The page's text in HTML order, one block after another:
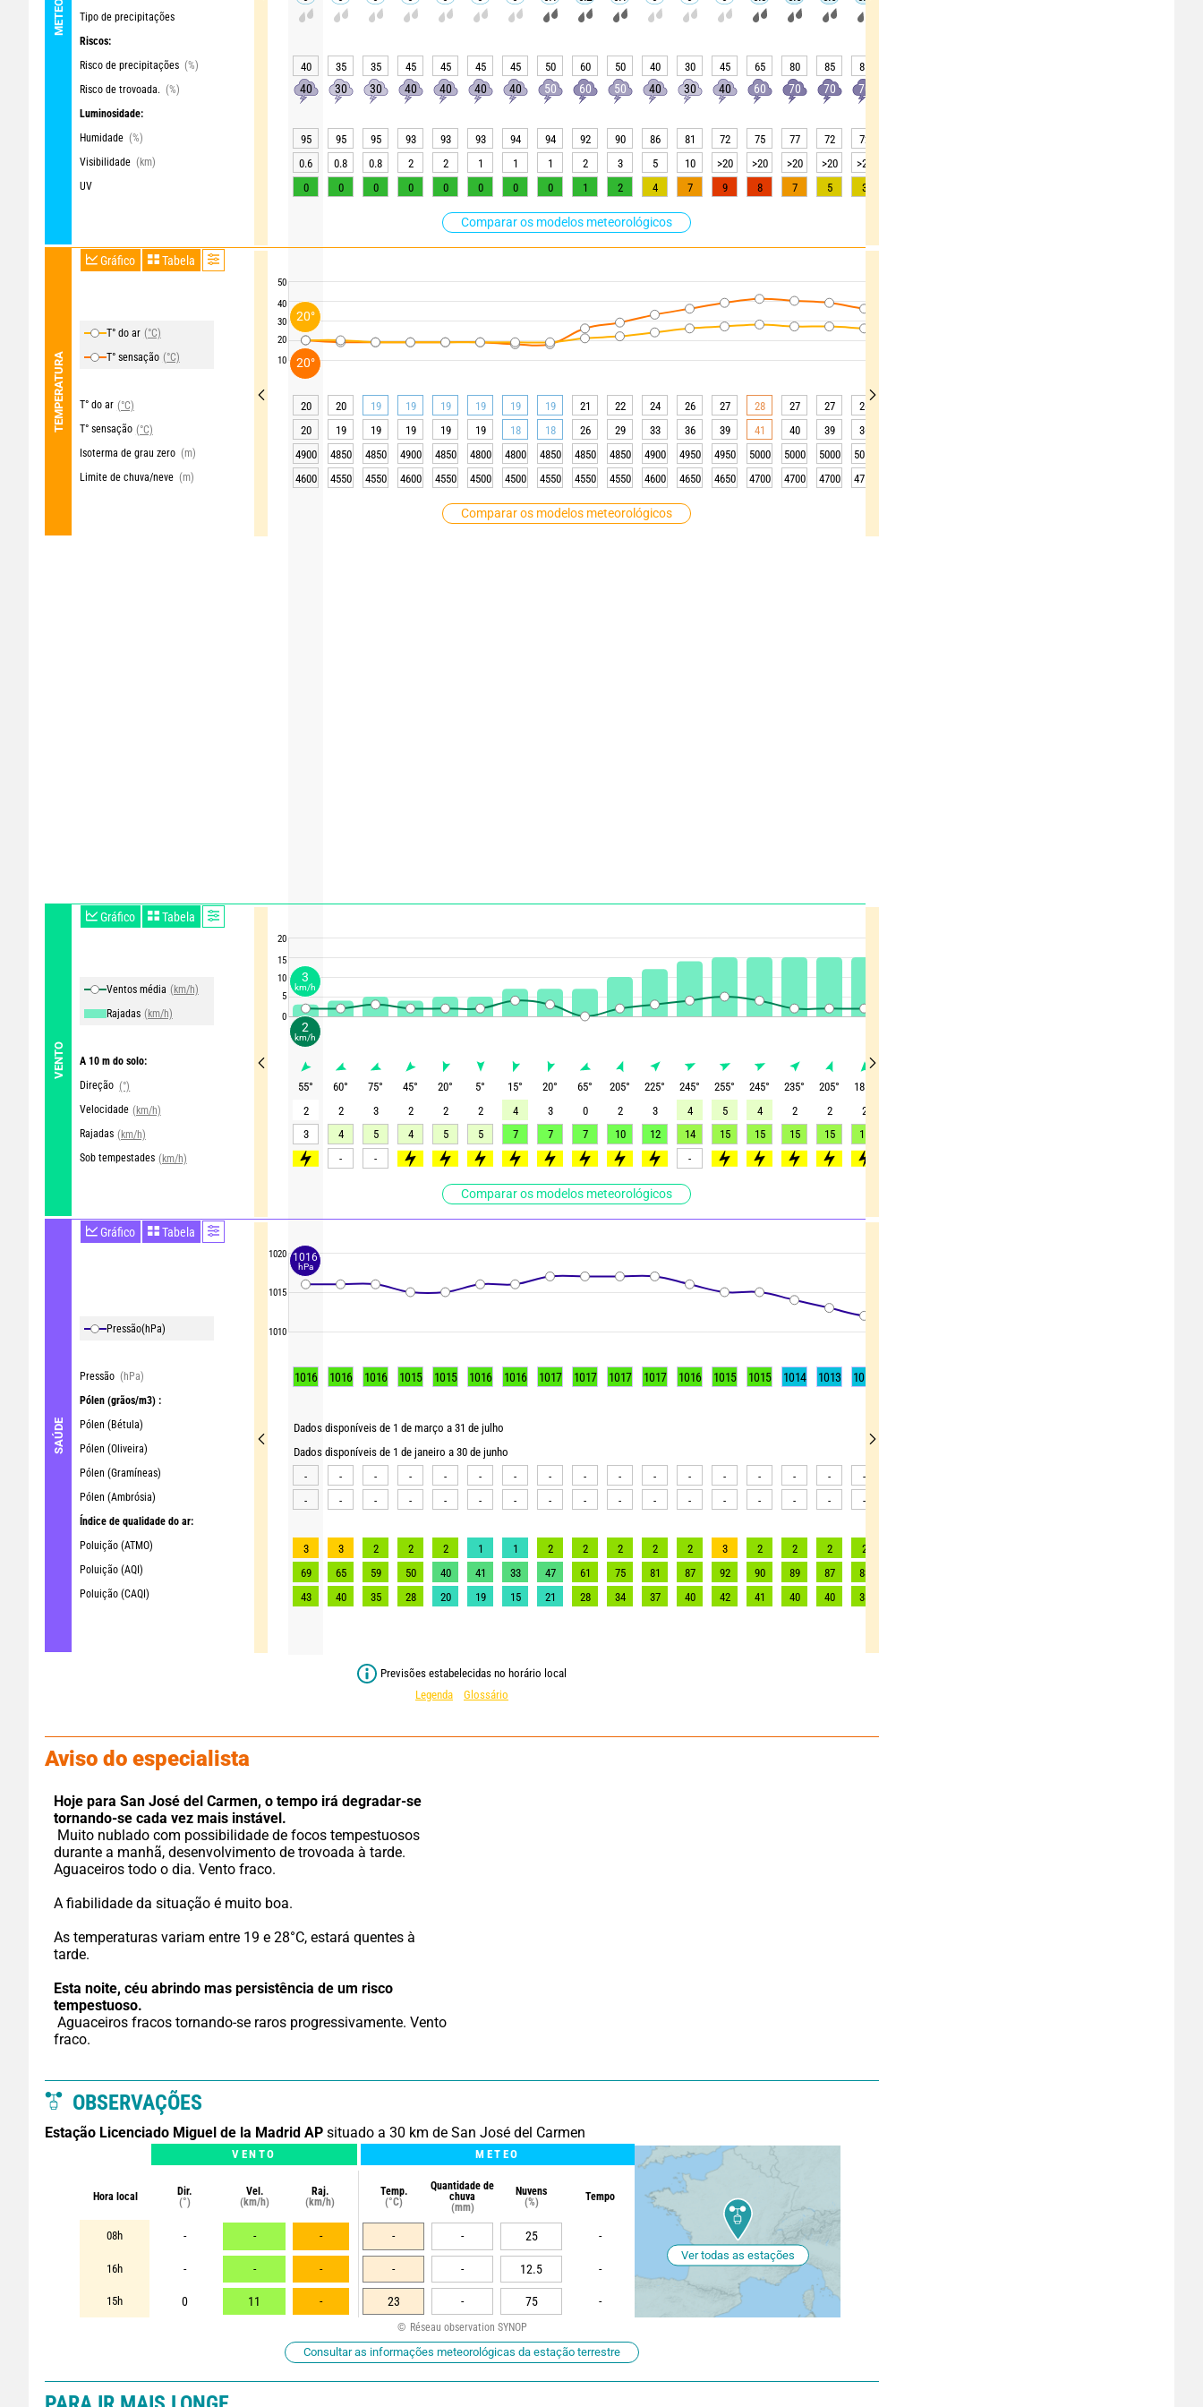
Tipo de precipitações
Riscos:
Risco de precipitações (%)
Risco de trovoada. (%)
Luminosidade:
Humidade (%)
Visibilidade (km)
UV
Comparar os modelos meteorológicos
TEMPERATURA
Gráfico Tabela
T° do ar (°C)
T° sensação (°C)
T° do ar (°C)
T° sensação (°C)
Isoterma de grau zero (m)
Limite de chuva/neve (m)
Comparar os modelos meteorológicos
VENTO
Gráfico Tabela
Ventos média (km/h)
Rajadas (km/h)
A 10 m do solo:
Direção (°)
Velocidade (km/h)
Rajadas (km/h)
Sob tempestades (km/h)
Comparar os modelos meteorológicos
SAÚDE
Gráfico Tabela
Pressão(hPa)
Pressão (hPa)
Pólen (grãos/m3) :
Pólen (Bétula)
Pólen (Oliveira)
Pólen (Gramíneas)
Pólen (Ambrósia)
Índice de qualidade do ar:
Poluição (ATMO)
Poluição (AQI)
Poluição (CAQI)
50
40
30
20
10
20
15
10
5
0
1020
1015
1010
40 35 35 45 45 45 45 50 60 50 40 30 45 65 80 85 85
40 30 30 40 40 40 40 50 60 50 40 30 40 60 70 70 70
95 95 95 93 93 93 94 94 92 90 86 81 72 75 77 72 72
0.6
0.8 0.8 2 2 1 1 1 2 3 5 10 >20 >20 >20 >20 >20
0
0 0 0 0 0 0 0 1 2 4 7 9 8 7 5 3
20 20 19 19 19 19 19 19 21 22 24 26 27 28 27 27 26
20
19 19 19 19 19 18 18 26 29 33 36 39 41 40 39 36
4900
4850 4850 4900 4850 4800 4800 4850 4850 4850 4900 4950 4950 5000 5000 5000 5050
4600
4550 4550 4600 4550 4500 4500 4550 4550 4550 4600 4650 4650 4700 4700 4700 4750
55° 60° 75° 45° 20° 5° 15° 20° 65° 205° 225° 245° 255° 245° 235° 205° 185
2
2 3 2 2 2 4 3 0 2 3 4 5 4 2 2 2
3
4 5 4 5 5 7 7 7 10 12 14 15 15 15 15 15
>70
- - >55 >50 >50 >50 >60 >65 >70 >75 - >85 >85 >90 >95 >90
1016 1016 1016 1015 1015 1016 1016 1017 1017 1017 1017 1016 1015 1015 1014 1013 1012
Dados disponíveis de 1 de março a 31 de julho
Dados disponíveis de 1 de janeiro a 30 de junho
-
- - - - - - - - - - - - - - - -
-
- - - - - - - - - - - - - - - -
3 3 2 2 2 1 1 2 2 2 2 2 3 2 2 2 2
69
65 59 50 40 41 33 47 61 75 81 87 92 90 89 87 83
43
40 35 28 20 19 15 21 28 34 37 40 42 41 40 40 38
Previsões estabelecidas no horário local
Legenda
Glossário
Aviso do especialista
Hoje para San José del Carmen, o tempo irá degradar-se
tornando-se cada vez mais instável.
durante a manhã, desenvolvimento de trovoada à tarde.
Aguaceiros todo o dia. Vento fraco.
A fiabilidade da situação é muito boa.
As temperaturas variam entre 19 e 28°C, estará quentes à
tarde.
Esta noite, céu abrindo mas persistência de um risco
tempestuoso.
fraco.
OBSERVAÇÕES
Estação Licenciado Miguel de la Madrid AP situado a 30 km de San José del Carmen
VENTO METEO
Hora local
Dir.
(°)
Vel.
(km/h)
Raj.
(km/h)
Temp.
(°C)
Quantidade de
chuva
(mm)
Nuvens
(%)
Tempo
08h - - - - - 25 -
16h - - - - - 12.5 -
15h 0 11 - 23 - 75 -
Ver todas as estações
Réseau observation SYNOP
Consultar as informações meteorológicas da estação terrestre
2
km/h
3
km/h
20°
20°
1016
hPa